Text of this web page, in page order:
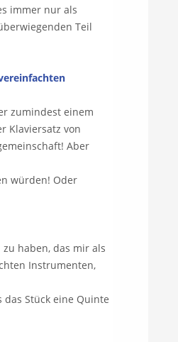
immer nur als
Teil
zumindest einem
Klaviersatz von
Aber
würden! Oder
haben, das mir als
Instrumenten,
Stück eine Quinte